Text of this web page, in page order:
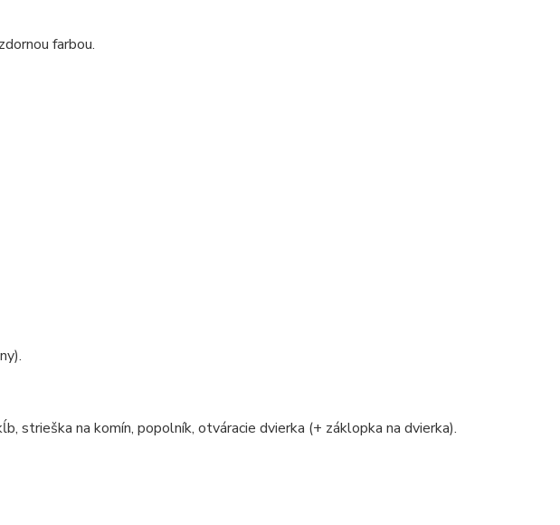
farbou.
strieška na komín, popolník, otváracie dvierka (+ záklopka na dvierka).